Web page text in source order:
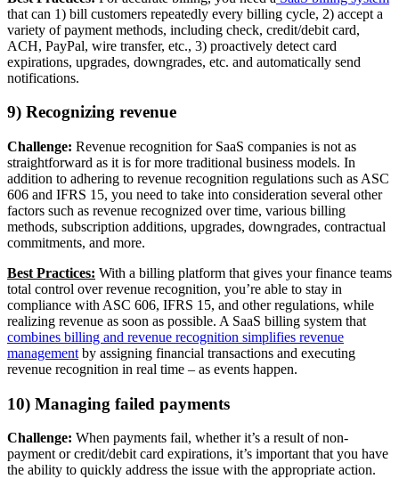
that can 1) bill customers repeatedly every billing cycle, 2) accept a
variety of payment methods, including check, credit/debit card,
ACH, PayPal, wire transfer, etc., 3) proactively detect card
expirations, upgrades, downgrades, etc. and automatically send
notifications.
9) Recognizing revenue
Challenge: Revenue recognition for SaaS companies is not as
straightforward as it is for more traditional business models. In
addition to adhering to revenue recognition regulations such as ASC
606 and IFRS 15, you need to take into consideration several other
factors such as revenue recognized over time, various billing
methods, subscription additions, upgrades, downgrades, contractual
commitments, and more.
Best Practices: With a billing platform that gives your finance teams
total control over revenue recognition, you’re able to stay in
compliance with ASC 606, IFRS 15, and other regulations, while
realizing revenue as soon as possible. A SaaS billing system that
combines billing and revenue recognition simplifies revenue
management by assigning financial transactions and executing
revenue recognition in real time – as events happen.
10) Managing failed payments
Challenge: When payments fail, whether it’s a result of non-
payment or credit/debit card expirations, it’s important that you have
the ability to quickly address the issue with the appropriate action.